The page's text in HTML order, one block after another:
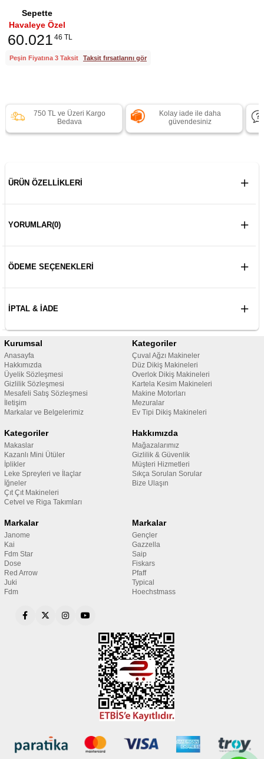
Sepette
Havaleye Özel
60.021 46 TL
Peşin Fiyatına 3 Taksit Taksit fırsatlarını gör
750 TL ve Üzeri Kargo
Bedava
Kolay iade ile daha
güvendesiniz
ÜRÜN ÖZELLIKLERI
YORUMLAR(0)
ÖDEME SEÇENEKLERI
İPTAL & İADE
Kurumsal
Anasayfa
Hakkımızda
Üyelik Sözleşmesi
Gizlilik Sözleşmesi
Mesafeli Satış Sözleşmesi
İletişim
Markalar ve Belgelerimiz
Kategoriler
Çuval Ağzı Makineler
Düz Dikiş Makineleri
Overlok Dikiş Makineleri
Kartela Kesim Makineleri
Makine Motorları
Mezuralar
Ev Tipi Dikiş Makineleri
Kategoriler
Makaslar
Kazanlı Mini Ütüler
İplikler
Leke Spreyleri ve İlaçlar
İğneler
Çıt Çıt Makineleri
Cetvel ve Riga Takımları
Hakkımızda
Mağazalarımız
Gizlilik & Güvenlik
Müşteri Hizmetleri
Sıkça Sorulan Sorular
Bize Ulaşın
Markalar
Janome
Kai
Fdm Star
Dose
Red Arrow
Juki
Fdm
Markalar
Gençler
Gazzella
Saip
Fiskars
Pfaff
Typical
Hoechstmass